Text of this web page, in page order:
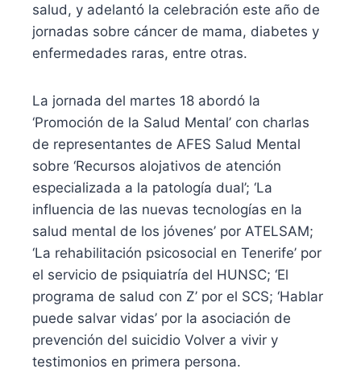
salud, y adelantó la celebración este año de
jornadas sobre cáncer de mama, diabetes y
enfermedades raras, entre otras.
La jornada del martes 18 abordó la
‘Promoción de la Salud Mental’ con charlas
de representantes de AFES Salud Mental
sobre ‘Recursos alojativos de atención
especializada a la patología dual’; ‘La
influencia de las nuevas tecnologías en la
salud mental de los jóvenes’ por ATELSAM;
‘La rehabilitación psicosocial en Tenerife’ por
el servicio de psiquiatría del HUNSC; ‘El
programa de salud con Z’ por el SCS; ‘Hablar
puede salvar vidas’ por la asociación de
prevención del suicidio Volver a vivir y
testimonios en primera persona.